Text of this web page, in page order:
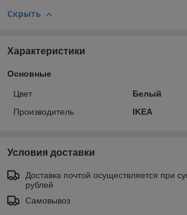
Скрыть
Характеристики
Основные
Цвет
Белый
Производитель
IKEA
Условия доставки
Доставка почтой осуществляется при
рублей
Самовывоз